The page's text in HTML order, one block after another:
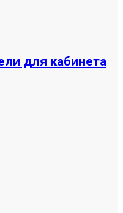
для кабинета